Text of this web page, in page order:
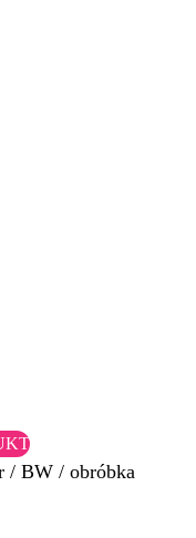
/ BW / obróbka